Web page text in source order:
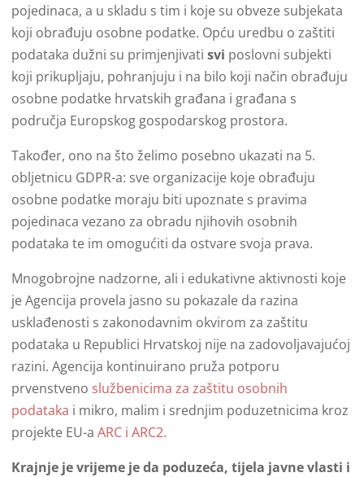
pojedinaca, a u skladu s tim i koje su obveze subjekata
koji obrađuju osobne podatke. Opću uredbu o zaštiti
podataka dužni su primjenjivati svi poslovni subjekti
koji prikupljaju, pohranjuju i na bilo koji način obrađuju
osobne podatke hrvatskih građana i građana s
područja Europskog gospodarskog prostora.
Također, ono na što želimo posebno ukazati na 5.
obljetnicu GDPR-a: sve organizacije koje obrađuju
osobne podatke moraju biti upoznate s pravima
pojedinaca vezano za obradu njihovih osobnih
podataka te im omogućiti da ostvare svoja prava.
Mnogobrojne nadzorne, ali i edukativne aktivnosti koje
je Agencija provela jasno su pokazale da razina
usklađenosti s zakonodavnim okvirom za zaštitu
podataka u Republici Hrvatskoj nije na zadovoljavajućoj
razini. Agencija kontinuirano pruža potporu
prvenstveno službenicima za zaštitu osobnih
podataka i mikro, malim i srednjim poduzetnicima kroz
projekte EU-a ARC i ARC2.
Krajnje je vrijeme je da poduzeća, tijela javne vlasti i